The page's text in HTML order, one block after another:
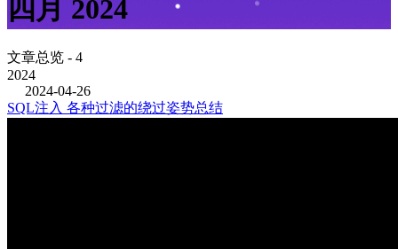
四月 2024
文章总览 - 4
2024
2024-04-26
SQL注入 各种过滤的绕过姿势总结